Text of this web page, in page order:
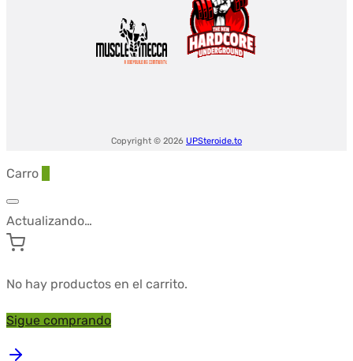
Copyright © 2026 UPSteroide.to
Carro
Actualizando…
No hay productos en el carrito.
Sigue comprando